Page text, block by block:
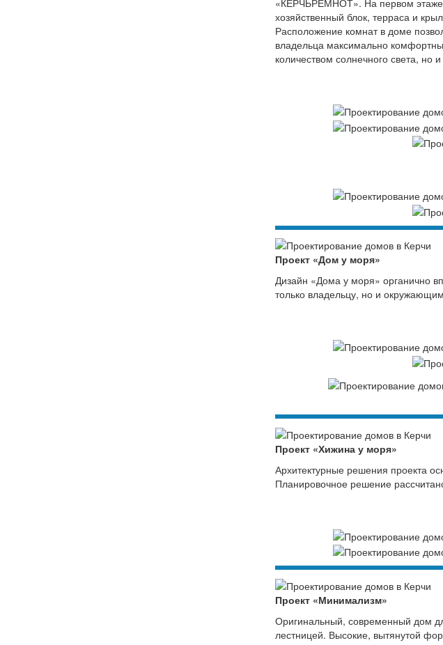
хозяйственный блок, терраса и
Расположение комнат в доме
владельца максимально
количеством солнечного света, но
Проект «Дом у моря»
Дизайн «Дома у моря» органично
только владельцу, но и
Проект «Хижина у моря»
Архитектурные решения проекта
Планировочное решение
Проект «Минимализм»
Оригинальный, современный дом
лестницей. Высокие, вытянутой